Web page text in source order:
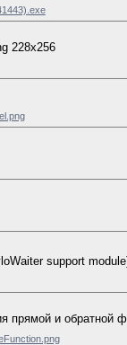
228x256
support
прямой и обратной